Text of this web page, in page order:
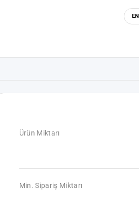
EN
Ürün Miktarı
Min. Sipariş Miktarı